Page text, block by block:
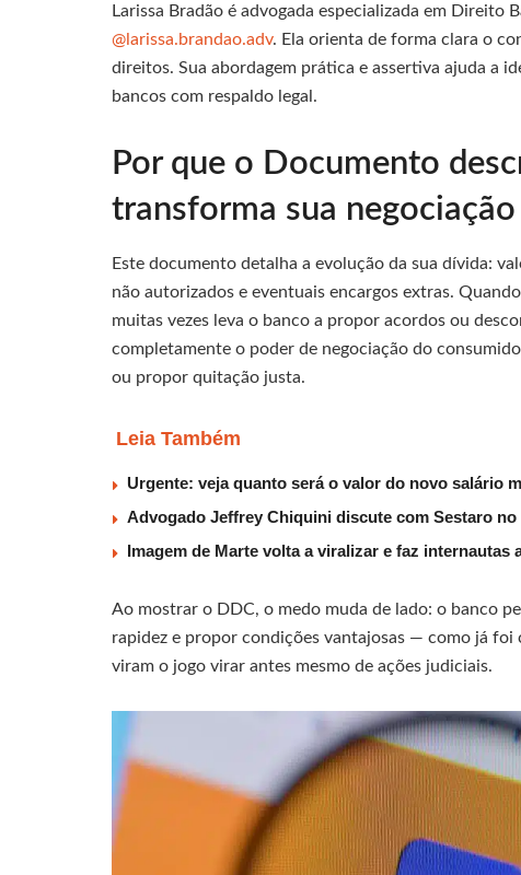
Larissa Bradão é advogada especializada em Direito
@larissa.brandao.adv. Ela orienta de forma clara o
direitos. Sua abordagem prática e assertiva ajuda a
bancos com respaldo legal.
Por que o Documento
transforma sua
Este documento detalha a evolução da sua dívida:
não autorizados e eventuais encargos extras.
muitas vezes leva o banco a propor acordos ou
completamente o poder de negociação do
ou propor quitação justa.
Leia Também
Urgente: veja quanto será o valor do novo salário
Advogado Jeffrey Chiquini discute com Sestaro
Imagem de Marte volta a viralizar e faz
Ao mostrar o DDC, o medo muda de lado: o banco
rapidez e propor condições vantajosas — como já
viram o jogo virar antes mesmo de ações judiciais.